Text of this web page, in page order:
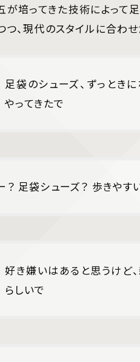
が培ってきた技術によって
、現代のスタイルに合わ
足袋のシューズ、ずっとき
やってきたで
足袋シューズ？ 歩きやす
好き嫌いはあると思うけど
らしいで